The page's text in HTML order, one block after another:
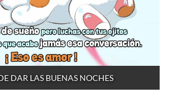
DAR LAS BUENAS NOCHES